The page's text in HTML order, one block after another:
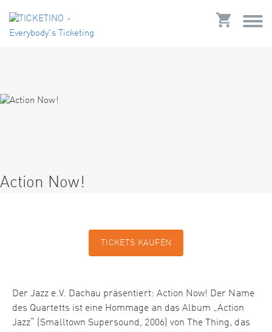
Action Now!
TICKETS KAUFEN
Der Jazz e.V. Dachau präsentiert: Action Now! Der Name
des Quartetts ist eine Hommage an das Album „Action
Jazz“ (Smalltown Supersound, 2006) von The Thing, das